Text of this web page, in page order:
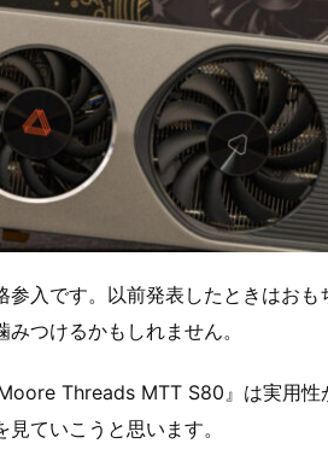
入です。以前発表したときはおも
つけるかもしれません。
Threads MTT S80』は実用性
ていこうと思います。